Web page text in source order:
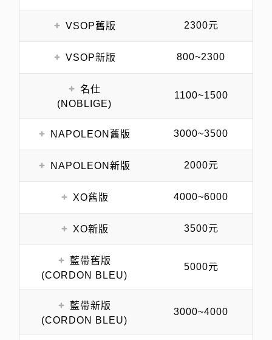
VSOP舊版 2300元
VSOP新版 800~2300
名仕
(NOBLIGE)
1100~1500
NAPOLEON舊版 3000~3500
NAPOLEON新版 2000元
XO舊版 4000~6000
XO新版 3500元
藍帶舊版
(CORDON BLEU)
5000元
藍帶新版
(CORDON BLEU)
3000~4000